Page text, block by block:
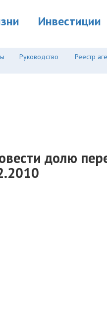
Инвестиции
Руководство
Реестр
долю